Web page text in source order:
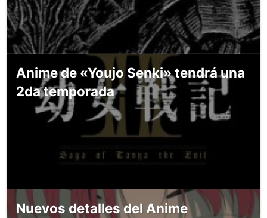
Anime de «Youjo Senki» tendrá una
2da temporada
Nuevos detalles del Anime